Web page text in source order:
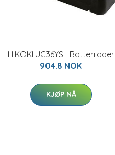
HiKOKI UC36YSL Batterilader
904.8 NOK
KJØP NÅ